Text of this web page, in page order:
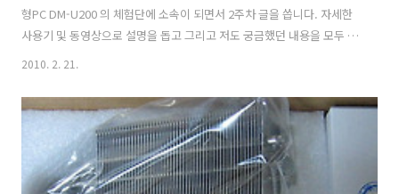
형PC DM-U200 의 체험단에 소속이 되면서 2주차 글을 씁니다. 자세한
사용기 및 동영상으로 설명을 돕고 그리고 저도 궁금했던 내용을 모두 알
기 위해서 세세히 알아본 내용에 대해서 적어볼것이며, 거짓없이 있는 그
대로 자세히 리뷰를 적어보도록 하겠습니다. 일반적인 리뷰는 대부분 공
식홈페이지에서 보셔서 아시는 내용일겁니다. 사용하실 분들이 구매전
에 고민하실 만한 부분을 꼼꼼히 살펴서 적어서 실질적으로 도움 되는 글
을 적어보겠습니다. 실제로 사용을 해보면서 부딪치게 되는 문제들 그리
2010. 2. 21.